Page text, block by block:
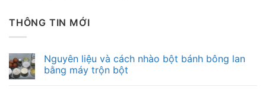
THÔNG TIN MỚI
Nguyên liệu và cách nhào bột bánh bông lan
bằng máy trộn bột